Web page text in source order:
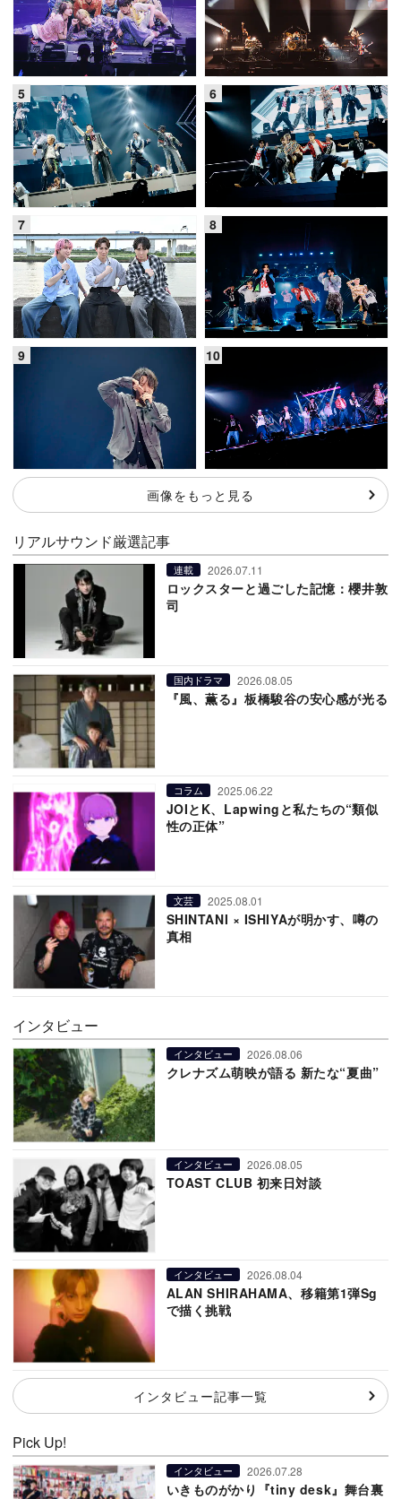
画像をもっと見る
リアルサウンド厳選記事
連載 2026.07.11
ロックスターと過ごした記憶：櫻井敦
司
国内ドラマ 2026.08.05
『風、薫る』板橋駿谷の安心感が光る
コラム 2025.06.22
JOIとK、Lapwingと私たちの“類似
性の正体”
文芸 2025.08.01
SHINTANI × ISHIYAが明かす、噂の
真相
インタビュー
インタビュー 2026.08.06
クレナズム萌映が語る 新たな“夏曲”
インタビュー 2026.08.05
TOAST CLUB 初来日対談
インタビュー 2026.08.04
ALAN SHIRAHAMA、移籍第1弾Sg
で描く挑戦
インタビュー記事一覧
Pick Up!
インタビュー 2026.07.28
いきものがかり『tiny desk』舞台裏